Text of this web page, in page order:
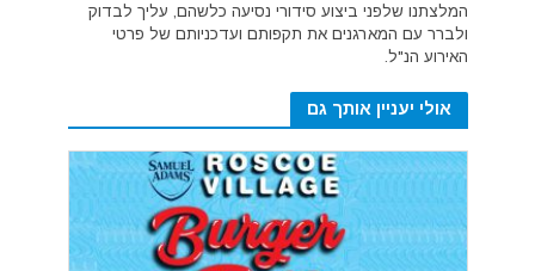
המלצתנו שלפני ביצוע סידורי נסיעה כלשהם, עליך לבדוק
ולברר עם המארגנים את תקפותם ועדכניותם של פרטי
האירוע הנ"ל.
אולי יעניין אותך גם